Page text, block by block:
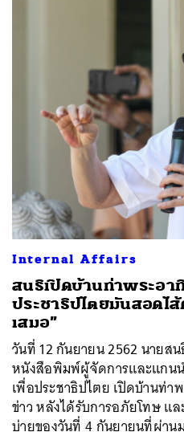
Internal Affairs
สนธิเปิดบ้านท่าพระอา
ประชาธิปไตยมันสอดไ
เสมอ”
วันที่ 12 กันยายน 2562 นายส
หนังสือพิมพ์ผู้จัดการและแกน
เพื่อประชาธิปไตย เปิดบ้านท่
ข่าว หลังได้รับการอภัยโทษ แ
บ่ายของวันที่ 4 กันยายนที่ผ่าน